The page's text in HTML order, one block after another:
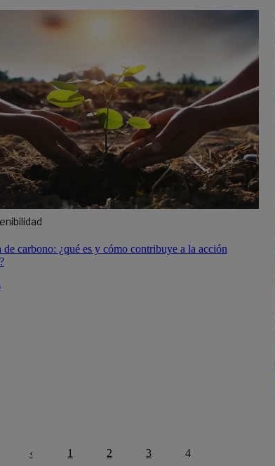
de carbono: ¿qué es y cómo contribuye a la acción
‹Anterior 1 2 3 4